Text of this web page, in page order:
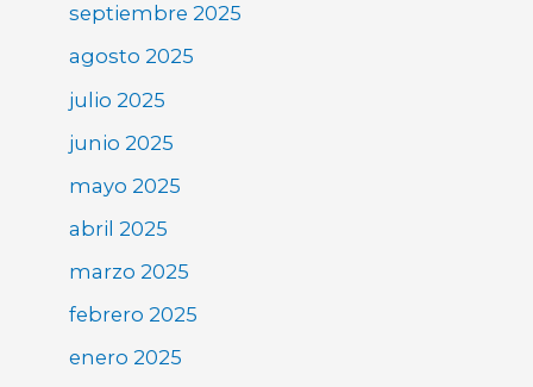
septiembre 2025
agosto 2025
julio 2025
junio 2025
mayo 2025
abril 2025
marzo 2025
febrero 2025
enero 2025